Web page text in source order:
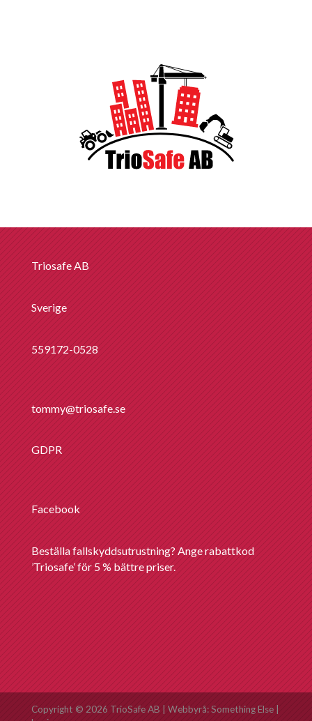
Triosafe AB
Sverige
559172-0528
tommy@triosafe.se
GDPR
Facebook
Beställa fallskyddsutrustning? Ange rabattkod
’Triosafe’ för 5 % bättre priser.
Copyright © 2026 TrioSafe AB | Webbyrå:Something Else|